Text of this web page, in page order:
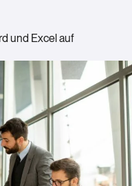
und Excel auf